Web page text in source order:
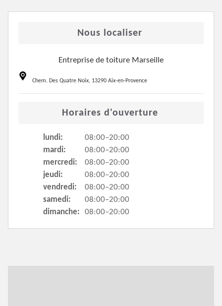
Nous localiser
Entreprise de toiture Marseille
Chem. Des Quatre Noix, 13290 Aix-en-Provence
Horaires d'ouverture
lundi:
08:00–20:00
mardi:
08:00–20:00
mercredi:
08:00–20:00
jeudi:
08:00–20:00
vendredi:
08:00–20:00
samedi:
08:00–20:00
dimanche:
08:00–20:00